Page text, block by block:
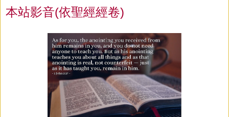
本站影音(依聖經經卷)